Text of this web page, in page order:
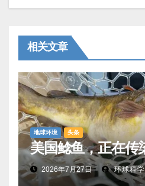
相关文章
地球环境 头条
美国鲶鱼，正在传
2026年7月27日 环球科学